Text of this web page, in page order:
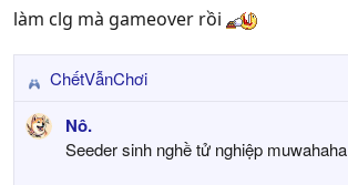
làm clg mà gameover rồi
R
e
a
ChếtVẫnChơi
Nô.
Seeder sinh nghề tử nghiệp muwahaha